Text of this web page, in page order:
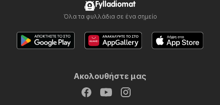
Fylladiomat
Όλα τα φυλλάδια σε ένα σημείο
Ακολουθήστε μας